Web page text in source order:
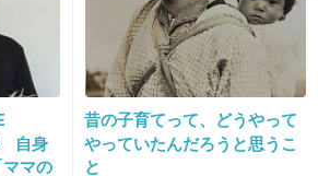
にくいからケアするのは大変だと思
+12 -3
自身
マの
昔の子育てって、どうやって
やっていたんだろうと思うこ
と